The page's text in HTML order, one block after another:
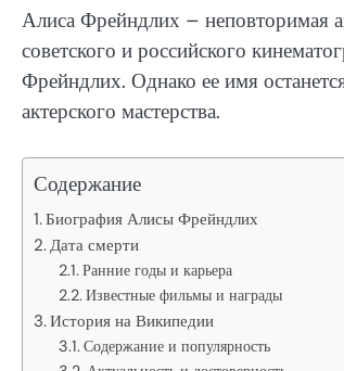
Алиса Фрейндлих – неповторимая
советского и российского
Фрейндлих. Однако ее имя
актерского мастерства.
Содержание
Биография Алисы Фрейндлих
Дата смерти
Ранние годы и карьера
Известные фильмы и награды
История на Википедии
Содержание и популярность